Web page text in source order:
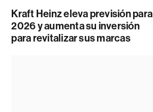
Kraft Heinz eleva previsión para
2026 y aumenta su inversión
para revitalizar sus marcas